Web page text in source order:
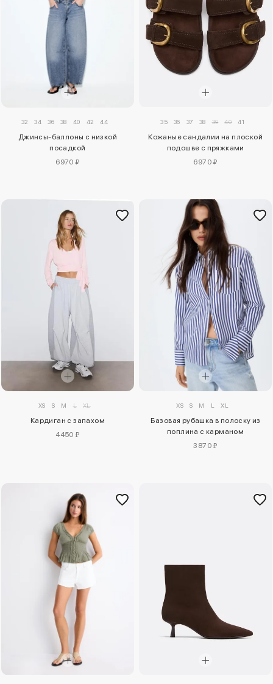
32 34 36 38 40 42 44
Джинсы-баллоны с низкой
посадкой
6970 ₽
35 36 37 38 39 40 41
Кожаные сандалии на плоской
подошве с пряжками
6970 ₽
XS S M L XL
Кардиган с запахом
4450 ₽
XS S M L XL
Базовая рубашка в полоску из
поплина с карманом
3870 ₽